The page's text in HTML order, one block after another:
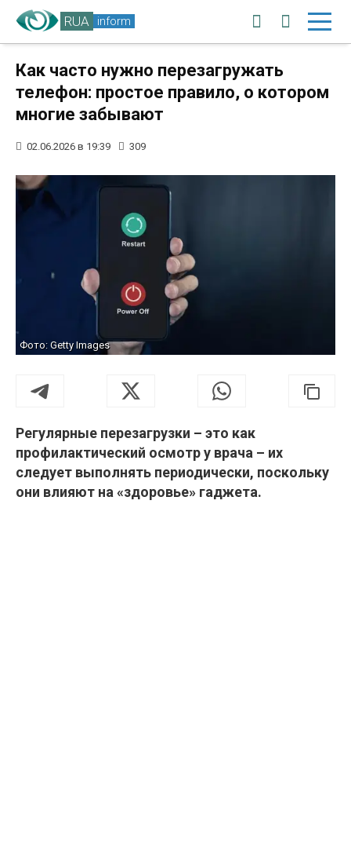
RUA inform
Как часто нужно перезагружать
телефон: простое правило, о котором
многие забывают
02.06.2026 в 19:39 309
Фото: Getty Images
Регулярные перезагрузки – это как
профилактический осмотр у врача – их
следует выполнять периодически, поскольку
они влияют на «здоровье» гаджета.